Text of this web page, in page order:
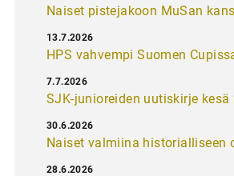
Naiset pistejakoon MuSan
HPS vahvempi Suomen
13.7.2026
SJK-junioreiden uutiskirje kesä
7.7.2026
Naiset valmiina historialliseen
30.6.2026
28.6.2026